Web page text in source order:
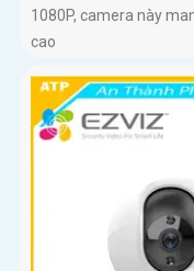
1080P, camera này
cao